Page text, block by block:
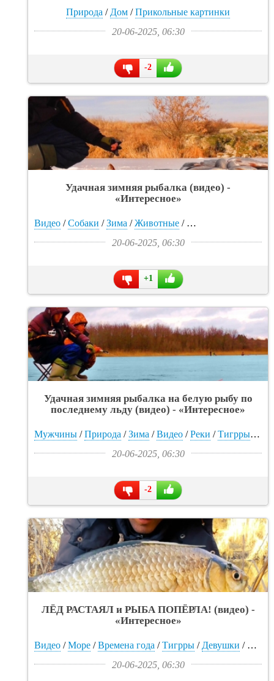
Природа / Дом /Прикольные картинки
20-06-2025, 06:30
-2
Удачная зимняя рыбалка (видео) -
«Интересное»
Видео /Собаки /Зима /Животные / Прикольные
20-06-2025, 06:30
+1
Удачная зимняя рыбалка на белую рыбу по
последнему льду (видео) - «Интересное»
Мужчины /Природа /Зима /Видео /Реки /Тигрры/
20-06-2025, 06:30
-2
ЛЁД РАСТАЯЛ и РЫБА ПОПЁРЛА! (видео) -
«Интересное»
Видео /Море /Времена года /Тигрры / Девушки /
20-06-2025, 06:30